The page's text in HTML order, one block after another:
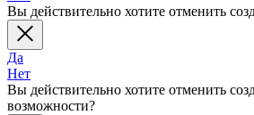
Вы действительно хотите отменить
Да
Нет
Вы действительно хотите отменить
возможности?